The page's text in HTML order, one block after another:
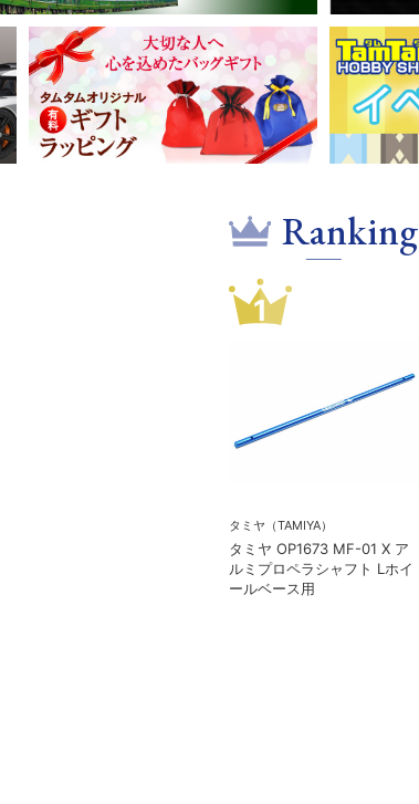
Ranking
1
タミヤ（TAMIYA）
タミヤ OP1673 MF-01 X ア
ルミプロペラシャフト Lホイ
ールベース用